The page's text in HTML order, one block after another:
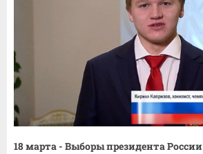
18 марта - Выборы президента России